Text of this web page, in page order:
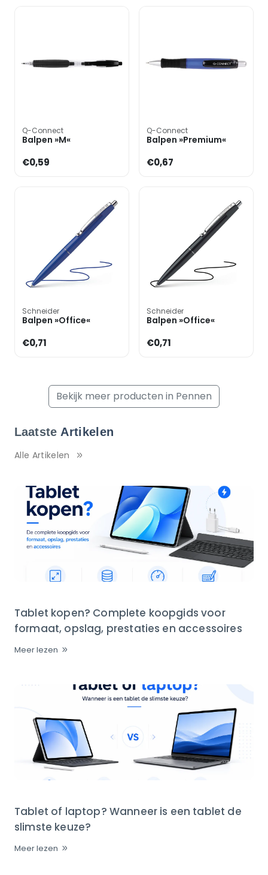
Q-Connect
Balpen »M«
€0,59
Q-Connect
Balpen »Premium«
€0,67
Schneider
Balpen »Office«
€0,71
Schneider
Balpen »Office«
€0,71
Bekijk meer producten in Pennen
Laatste Artikelen
Alle Artikelen
Tablet kopen? Complete koopgids voor
formaat, opslag, prestaties en accessoires
Meer lezen
Tablet of laptop? Wanneer is een tablet de
slimste keuze?
Meer lezen